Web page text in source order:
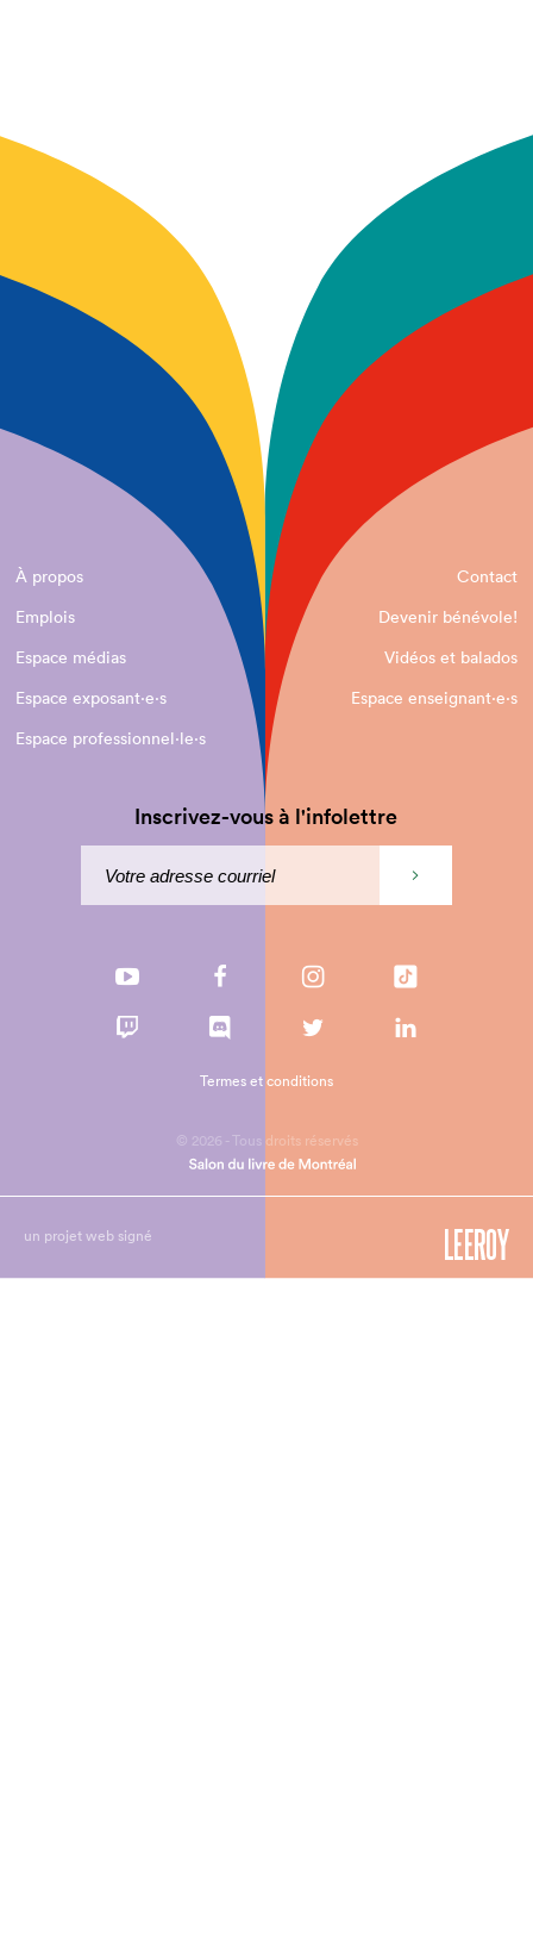
À propos
Contact
Emplois
Devenir bénévole!
Espace médias
Vidéos et balados
Espace exposant·e⋅s
Espace enseignant·e⋅s
Espace professionnel·le⋅s
Inscrivez-vous à l'infolettre
© 2026 - Tous droits réservés
Termes et conditions
un projet web signé